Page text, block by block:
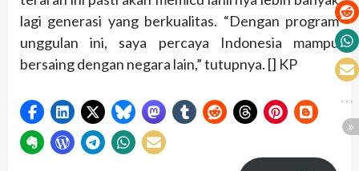
lagi generasi yang berkualitas. “Dengan program
unggulan ini, saya percaya Indonesia mampu
bersaing dengan negara lain,” tutupnya. [] KP